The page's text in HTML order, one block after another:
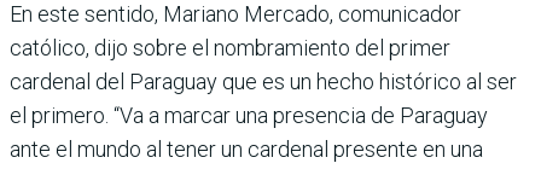
En este sentido, Mariano Mercado, comunicador
católico, dijo sobre el nombramiento del primer
cardenal del Paraguay que es un hecho histórico al ser
el primero. “Va a marcar una presencia de Paraguay
ante el mundo al tener un cardenal presente en una